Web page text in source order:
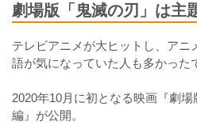
劇場版「鬼滅の刃」は主
テレビアニメが大ヒットし、アニ
語が気になっていた人も多かった
2020年10月に初となる映画『劇
編』が公開。